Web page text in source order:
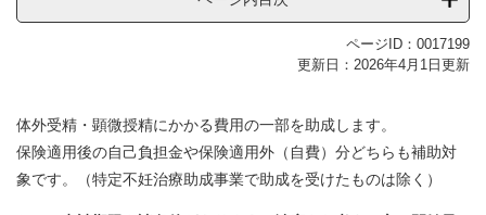
ページID：0017199
更新日：2026年4月1日更新
体外受精・顕微授精にかかる費用の一部を助成します。
保険適用後の自己負担金や保険適用外（自費）分どちらも補助対
象です。（特定不妊治療助成事業で助成を受けたものは除く）​